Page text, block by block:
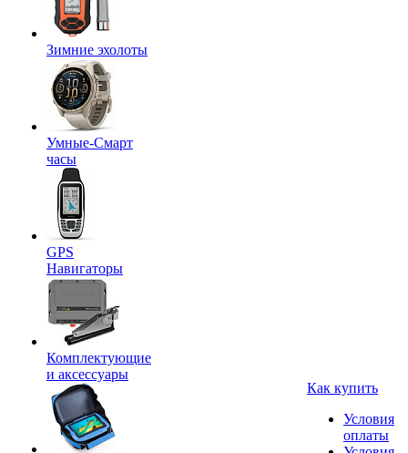
Зимние эхолоты
Умные-Смарт
часы
GPS
Навигаторы
Комплектующие
и аксессуары
Как купить
Условия
оплаты